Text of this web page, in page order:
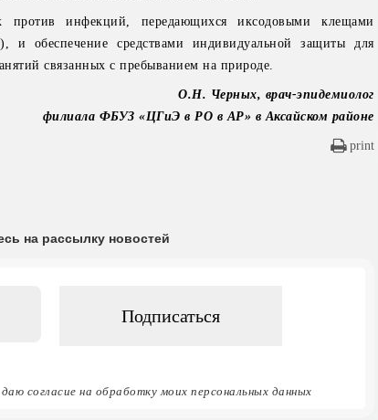
против инфекций, передающихся иксодовыми клещами
и обеспечение средствами индивидуальной защиты для
связанных с пребыванием на природе.
О.Н. Черных, врач-эпидемиолог
филиала ФБУЗ «ЦГиЭ в РО в АР» в Аксайском районе
print
на рассылку новостей
согласие на обработку моих персональных данных